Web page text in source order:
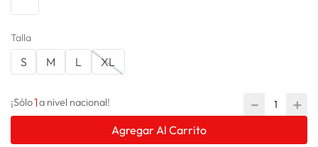
8.
9.
10 spiderman
Talla
S M L XL
¡Sólo1a nivel nacional! ＋
－
Agregar Al Carrito